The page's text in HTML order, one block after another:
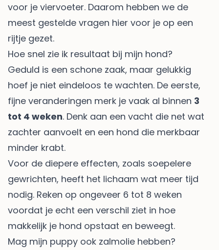
voor je viervoeter. Daarom hebben we de
meest gestelde vragen hier voor je op een
rijtje gezet.
Hoe snel zie ik resultaat bij mijn hond?
Geduld is een schone zaak, maar gelukkig
hoef je niet eindeloos te wachten. De eerste,
fijne veranderingen merk je vaak al binnen 3
tot 4 weken. Denk aan een vacht die net wat
zachter aanvoelt en een hond die merkbaar
minder krabt.
Voor de diepere effecten, zoals soepelere
gewrichten, heeft het lichaam wat meer tijd
nodig. Reken op ongeveer 6 tot 8 weken
voordat je echt een verschil ziet in hoe
makkelijk je hond opstaat en beweegt.
Mag mijn puppy ook zalmolie hebben?